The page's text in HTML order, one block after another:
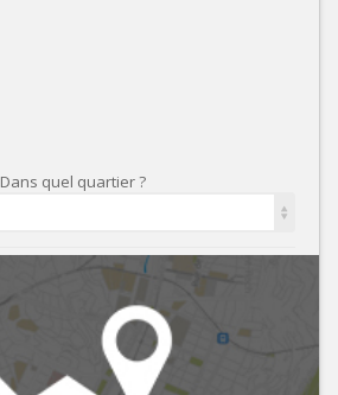
Dans quel quartier ?